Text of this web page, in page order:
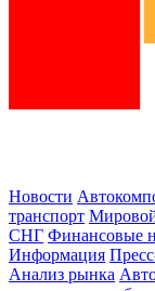
Новости
транспорт
СНГ Финансовые
Информация
Анализ рынка